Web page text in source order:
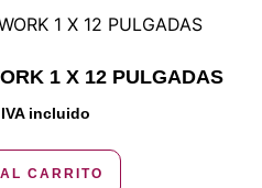
1 X 12 PULGADAS
IVA incluido
CARRITO